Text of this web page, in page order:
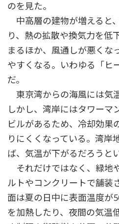
のを見た。
中高層の建物が増えると
り、熱の拡散や換気力を低
まるほか、風通しが悪くな
やすくなる。いわゆる「ヒ
だ。
東京湾からの海風には気
しかし、湾岸にはタワーマ
ビルがあるため、冷却効果
りにくくなっている。湾岸
ば、気温が下がるだろうと
それだけではなく、緑地
ルトやコンクリートで舗装
面は夏の日中に表面温度
を加熱したり、夜間の気温